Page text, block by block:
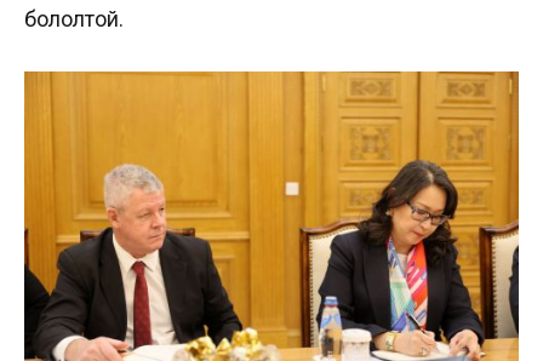
бололтой.